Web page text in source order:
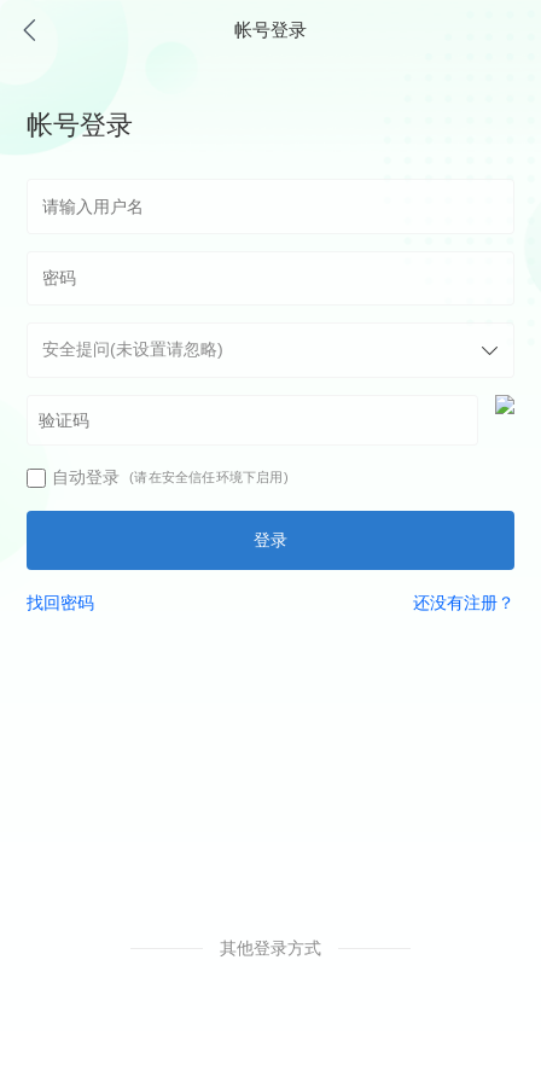
帐号登录
帐号登录
自动登录 (请在安全信任环境下启用)
登录
找回密码 还没有注册？
其他登录方式